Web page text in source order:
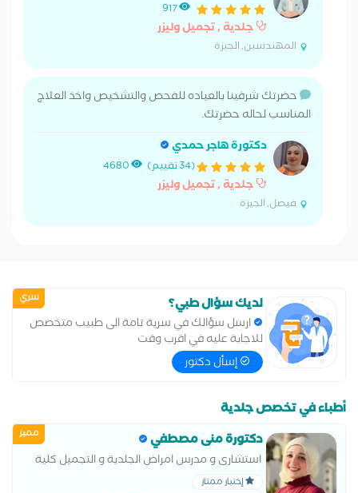
917
جلدية , تجميل وليزر
المهندسين, الجيزة
حضرتك شرفينا بالعياده للفحص والتشخيص واخذ العلاج
المناسب لحاله حضرتك.
دكتورة هاجر حمدي
(34 تقييم) 4680
جلدية , تجميل وليزر
فيصل, الجيزة
سري لديك سؤال طبي؟
ارسل سؤالك في سرية تامة الى طبيب متخصص
للاجابة عليه في اقرب وقت
إسأل دكتور
أطباء في تخصص جلدية
مميز دكتورة منى مصطفي
استشارى و مدرس امراض الجلدية و التجميل كلية
طب القصر العينى
إختيار ممتاز